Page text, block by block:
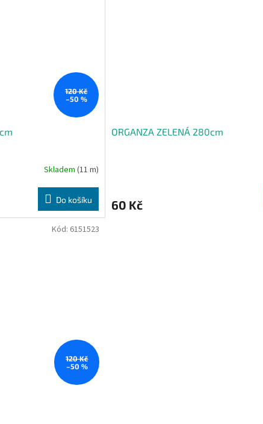
120 Kč
–50 %
Skladem(11 m)
Do košíku
ORGANZA ZELENÁ 280cm
60 Kč
120 Kč
–50 %
Kód: 6151523